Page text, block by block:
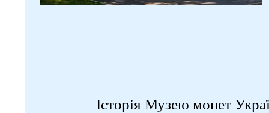
Історія Музею монет